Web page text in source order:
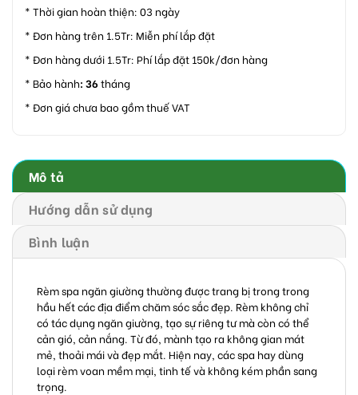
* Thời gian hoàn thiện: 03 ngày
* Đơn hàng trên 1.5Tr: Miễn phí lắp đặt
* Đơn hàng dưới 1.5Tr: Phí lắp đặt 150k/đơn hàng
* Bảo hành: 36tháng
* Đơn giá chưa bao gồm thuế VAT
Mô tả
Hướng dẫn sử dụng
Bình luận
Rèm spa ngăn giường thường được trang bị trong trong
hầu hết các địa điểm chăm sóc sắc đẹp. Rèm không chỉ
có tác dụng ngăn giường, tạo sự riêng tư mà còn có thể
cản gió, cản nắng. Từ đó, mành tạo ra không gian mát
mẻ, thoải mái và đẹp mắt. Hiện nay, các spa hay dùng
loại rèm voan mềm mại, tinh tế và không kém phần sang
trọng.